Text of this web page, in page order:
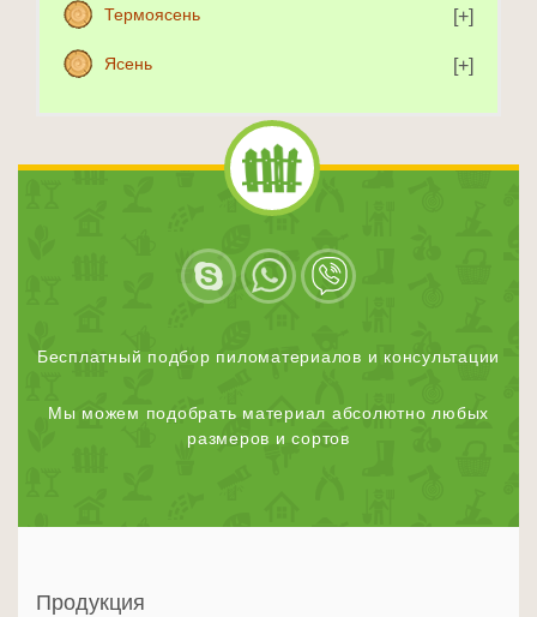
Термоясень
Ясень
Бесплатный подбор пиломатериалов и консультации
Мы можем подобрать материал абсолютно любых
размеров и сортов
Продукция